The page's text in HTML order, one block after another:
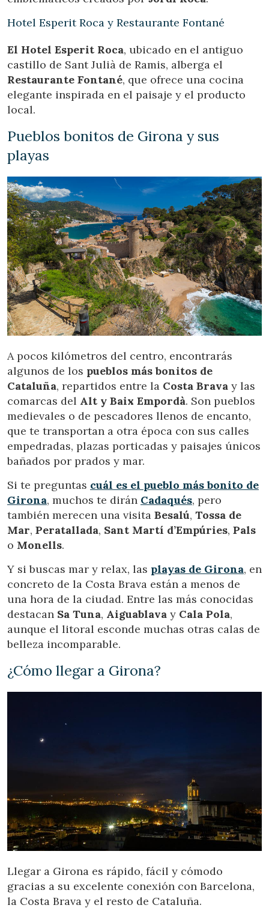
Verificar localizador
Hotel Esperit Roca y Restaurante Fontané
El Hotel Esperit Roca, ubicado en el antiguo
castillo de Sant Julià de Ramis, alberga el
Restaurante Fontané, que ofrece una cocina
elegante inspirada en el paisaje y el producto
local.
Pueblos bonitos de Girona y sus
playas
A pocos kilómetros del centro, encontrarás
algunos de los pueblos más bonitos de
Cataluña, repartidos entre la Costa Brava y las
comarcas del Alt y Baix Empordà. Son pueblos
medievales o de pescadores llenos de encanto,
que te transportan a otra época con sus calles
empedradas, plazas porticadas y paisajes únicos
bañados por prados y mar.
Si te preguntas cuál es el pueblo más bonito de
Girona, muchos te dirán Cadaqués, pero
también merecen una visita Besalú, Tossa de
Mar, Peratallada, Sant Martí d’Empúries, Pals
o Monells.
Y si buscas mar y relax, las playas de Girona, en
concreto de la Costa Brava están a menos de
una hora de la ciudad. Entre las más conocidas
destacan Sa Tuna, Aiguablava y Cala Pola,
aunque el litoral esconde muchas otras calas de
belleza incomparable.
¿Cómo llegar a Girona?
Llegar a Girona es rápido, fácil y cómodo
gracias a su excelente conexión con Barcelona,
la Costa Brava y el resto de Cataluña.